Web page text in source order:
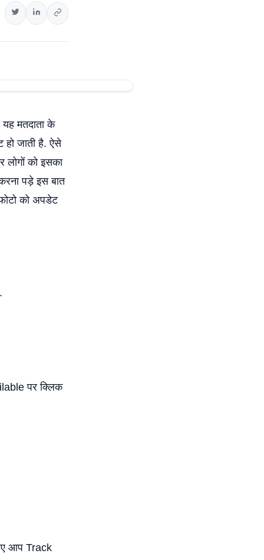
मतदाता के
हो जाती है. ऐसे
को इसका
पड़े इस बात
को अपडेट
पर क्लिक
आप Track